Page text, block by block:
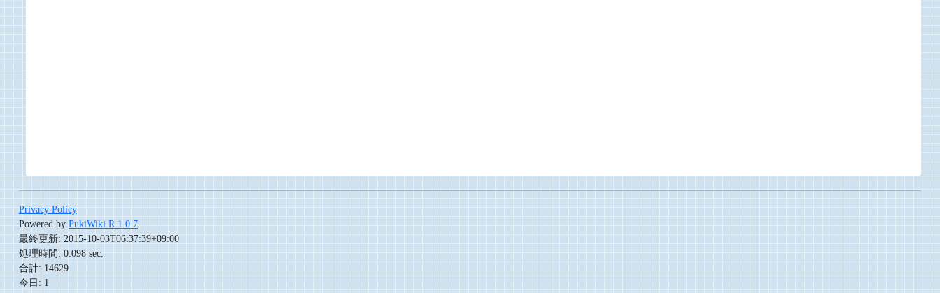
Privacy Policy
Powered by PukiWiki R 1.0.7.
最終更新: 2015-10-03T06:37:39+09:00
処理時間: 0.098 sec.
合計: 14629
今日: 1